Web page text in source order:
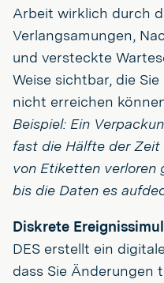
Arbeit wirklich durch
Verlangsamungen,
und versteckte
Weise sichtbar, die
nicht erreichen
Beispiel: Ein
fast die Hälfte der
von Etiketten verloren
bis die Daten es
Diskrete
DES erstellt ein
dass Sie Änderungen